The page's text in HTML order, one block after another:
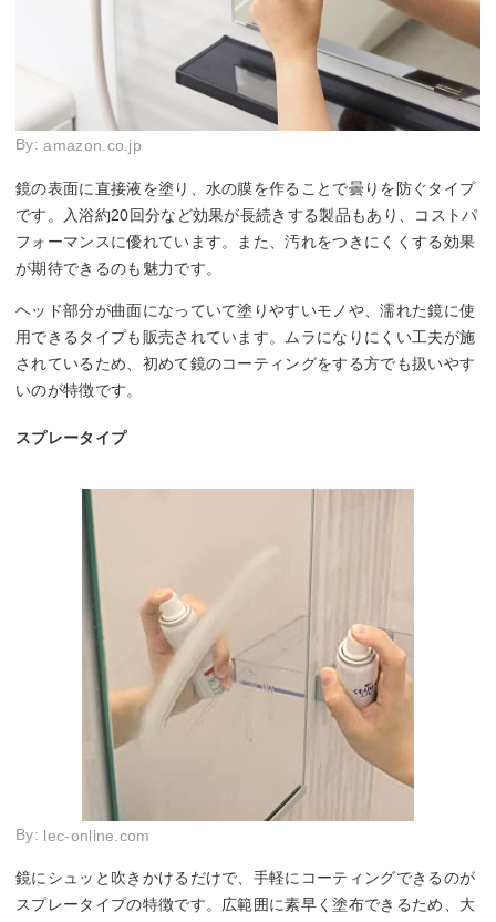
By:amazon.co.jp
鏡の表面に直接液を塗り、水の膜を作ることで曇りを防ぐタイプ
です。入浴約20回分など効果が長続きする製品もあり、コストパ
フォーマンスに優れています。また、汚れをつきにくくする効果
が期待できるのも魅力です。
ヘッド部分が曲面になっていて塗りやすいモノや、濡れた鏡に使
用できるタイプも販売されています。ムラになりにくい工夫が施
されているため、初めて鏡のコーティングをする方でも扱いやす
いのが特徴です。
スプレータイプ
By: lec-online.com
鏡にシュッと吹きかけるだけで、手軽にコーティングできるのが
スプレータイプの特徴です。広範囲に素早く塗布できるため、大